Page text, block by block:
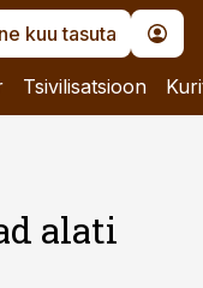
kuu tasuta
Tsivilisatsioon
alati